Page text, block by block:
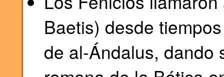
Baetis) desde
de al-Ándalus, dando